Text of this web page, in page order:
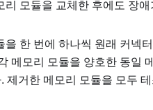
모듈을 교체한 후에도 장
한 번에 하나씩 원래 커넥
메모리 모듈을 양호한 동일
거한 메모리 모듈을 모두 테